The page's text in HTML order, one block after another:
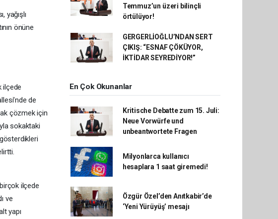
yağışlı
önüne
ilçede
de
çözmek için
sokaktaki
ilçede
ve
yapı
Temmuz’un üzeri bilinçli
örtülüyor!
GERGERLİOĞLU’NDAN SERT
ÇIKIŞ: “ESNAF ÇÖKÜYOR,
İKTİDAR SEYREDİYOR!”
En Çok Okunanlar
Kritische Debatte zum 15. Juli:
Neue Vorwürfe und
unbeantwortete Fragen
Milyonlarca kullanıcı
hesaplara 1 saat giremedi!
Özgür Özel’den Anıtkabir’de
‘Yeni Yürüyüş’ mesajı